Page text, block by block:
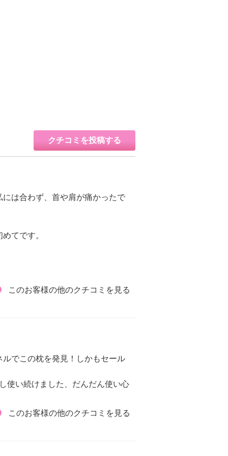
クチコミを投稿する
は合わず、首や肩が痛かったで
てです。
このお客様の他のクチコミを見る
でこの枕を発見！しかもセール
使い続けました、だんだん使い心
このお客様の他のクチコミを見る